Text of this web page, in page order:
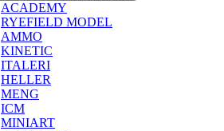
ACADEMY
RYEFIELD MODEL
AMMO
KINETIC
ITALERI
HELLER
MENG
ICM
MINIART